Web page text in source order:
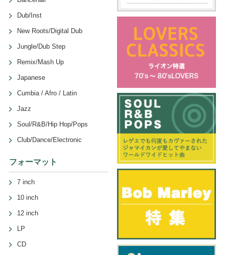
Dub/Inst
New Roots/Digital Dub
Jungle/Dub Step
Remix/Mash Up
Japanese
Cumbia / Afro / Latin
Jazz
Soul/R&B/Hip Hop/Pops
Club/Dance/Electronic
フォーマット
7 inch
10 inch
12 inch
LP
CD